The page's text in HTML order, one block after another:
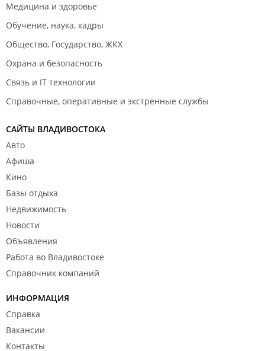
Медицина и здоровье
Обучение, наука, кадры
Общество, Государство, ЖКХ
Охрана и безопасность
Связь и IT технологии
Справочные, оперативные и экстренные службы
САЙТЫ ВЛАДИВОСТОКА
Авто
Афиша
Кино
Базы отдыха
Недвижимость
Новости
Объявления
Работа во Владивостоке
Справочник компаний
ИНФОРМАЦИЯ
Справка
Вакансии
Контакты